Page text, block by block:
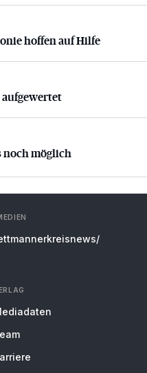
hoffen auf Hilfe
hoffen auf Hilfe
möglich
möglich